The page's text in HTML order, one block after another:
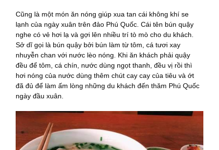
Cũng là một món ăn nóng giúp xua tan cái không khí se
lạnh của ngày xuân trên đảo Phú Quốc. Cái tên bún quậy
nghe có vẻ hơi lạ và gợi lên nhiều trí tò mò cho du khách.
Sở dĩ gọi là bún quậy bởi bún làm từ tôm, cá tươi xay
nhuyễn chan với nước lèo nóng. Khi ăn khách phải quậy
đều để tôm, cá chín, nước dùng ngọt thanh, đều vị rồi thì
hơi nóng của nước dùng thêm chút cay cay của tiêu và ớt
đã đủ để làm ấm lòng những du khách đến thăm Phú Quốc
ngày đầu xuân.